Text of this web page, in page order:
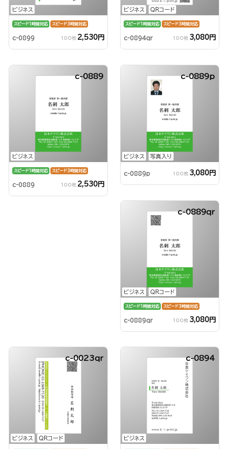
ビジネス
スピード1時間対応 スピード3時間対応
c-0899 100枚 2,530円
ビジネス QRコード
スピード1時間対応 スピード3時間対応
c-0894qr 100枚 3,080円
ビジネス
c-0889
スピード1時間対応 スピード3時間対応
c-0889 100枚 2,530円
ビジネス 写真入り
c-0889p
c-0889p 100枚 3,080円
ビジネス QRコード
c-0889qr
スピード1時間対応 スピード3時間対応
c-0889qr 100枚 3,080円
ビジネス QRコード
c-0023qr
ビジネス
c-0894